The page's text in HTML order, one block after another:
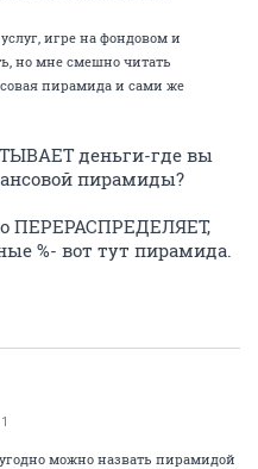
игре на фондовом и
но мне смешно читать
пирамида и сами же
деньги-где вы
пирамиды?
ПЕРЕРАСПРЕДЕЛЯЕТ,
%- вот тут пирамида.
можно назвать пирамидой